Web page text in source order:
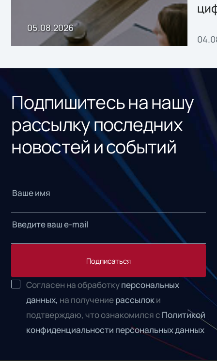
05.08.2026
Подпишитесь на нашу
рассылку последних
новостей и событий
Подписаться
Согласен на обработкуперсональных
данных, на получениерассылоки
подтверждаю, что ознакомился с Политикой
конфиденциальности персональных данных